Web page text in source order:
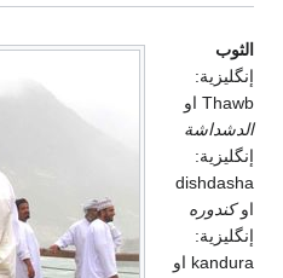
الثوب
إنگليزية:
Thawb او
الدشداشة
إنگليزية:
dishdasha
اوكندوره
إنگليزية:
kandura او